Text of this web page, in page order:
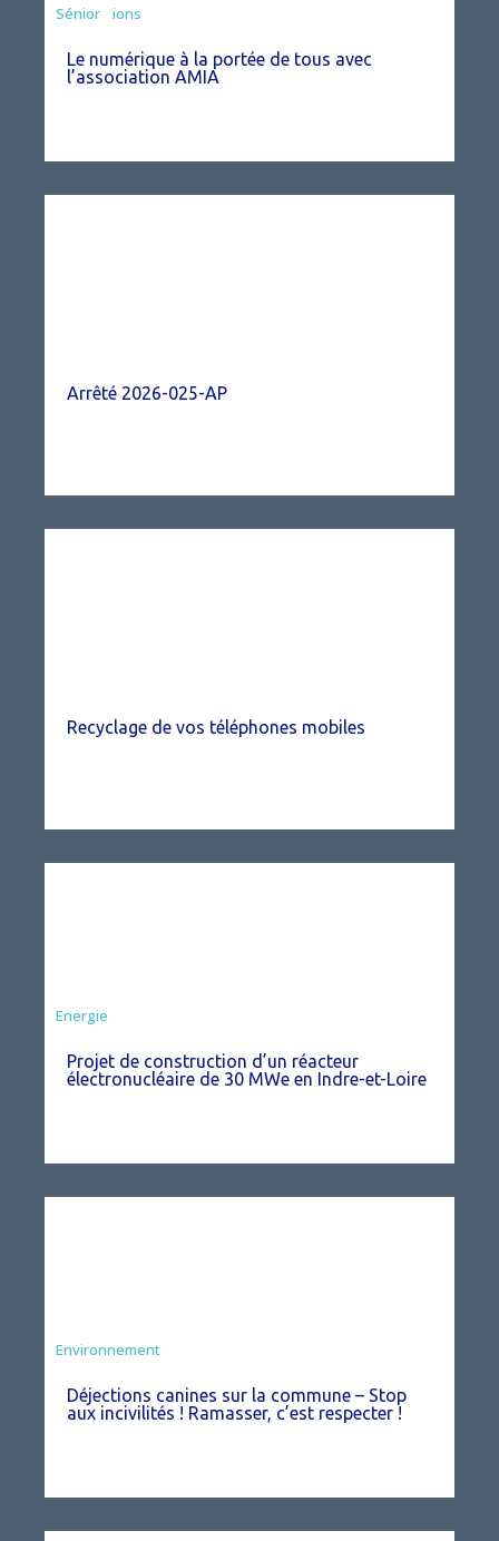
Associations
Sénior
Le numérique à la portée de tous avec
l’association AMIA
Arrêté 2026-025-AP
Recyclage de vos téléphones mobiles
Energie
Projet de construction d’un réacteur
électronucléaire de 30 MWe en Indre-et-Loire
Environnement
Déjections canines sur la commune – Stop
aux incivilités ! Ramasser, c’est respecter !